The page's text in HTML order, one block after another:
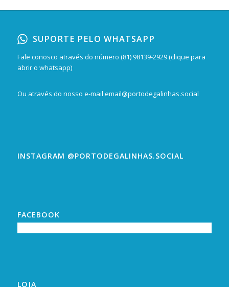
SUPORTE PELO WHATSAPP
Fale conosco através do número (81) 98139-2929 (clique para
abrir o whatsapp)
Ou através do nosso e-mail email@portodegalinhas.social
INSTAGRAM @PORTODEGALINHAS.SOCIAL
FACEBOOK
LOJA